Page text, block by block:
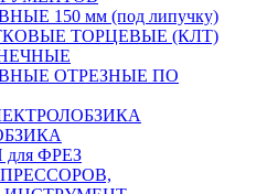
150 мм (под липучку)
ТОРЦЕВЫЕ (КЛТ)
ОТРЕЗНЫЕ ПО
ФРЕЗ